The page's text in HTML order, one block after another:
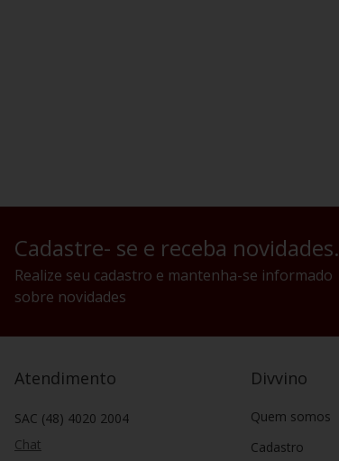
Cadastre- se e receba novidades.
Realize seu cadastro e mantenha-se informado
sobre novidades
Atendimento
SAC (48) 4020 2004
Chat
Divvino
Quem somos
Cadastro